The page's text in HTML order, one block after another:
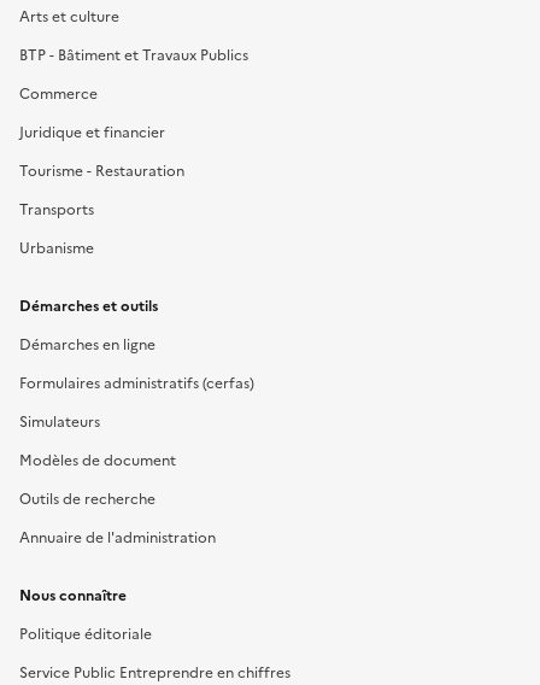
Arts et culture
BTP - Bâtiment et Travaux Publics
Commerce
Juridique et financier
Tourisme - Restauration
Transports
Urbanisme
Démarches et outils
Démarches en ligne
Formulaires administratifs (cerfas)
Simulateurs
Modèles de document
Outils de recherche
Annuaire de l'administration
Nous connaître
Politique éditoriale
Service Public Entreprendre en chiffres